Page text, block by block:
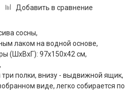
Добавить в сравнение
сосны,
лаком на водной основе,
(ШxВxГ): 97x150x42 см,
полки, внизу - выдвижной ящик,
виде, легко собирается по